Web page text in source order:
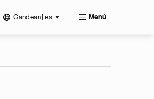
Candean | es Menú